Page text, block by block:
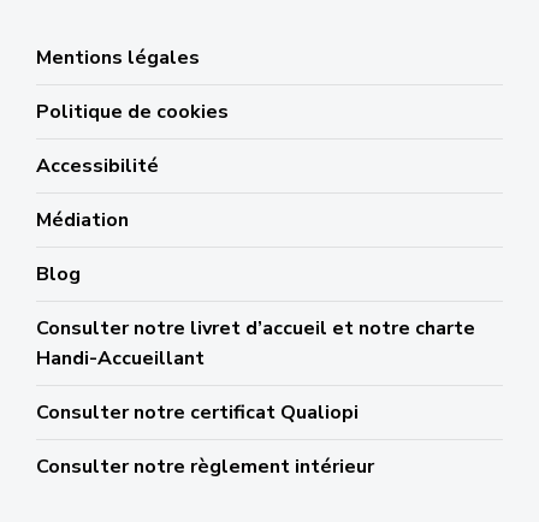
Mentions légales
Politique de cookies
Accessibilité
Médiation
Blog
Consulter notre livret d’accueil et notre charte
Handi-Accueillant
Consulter notre certificat Qualiopi
Consulter notre règlement intérieur